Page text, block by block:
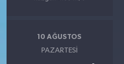
10 AĞUSTOS
PAZARTESI